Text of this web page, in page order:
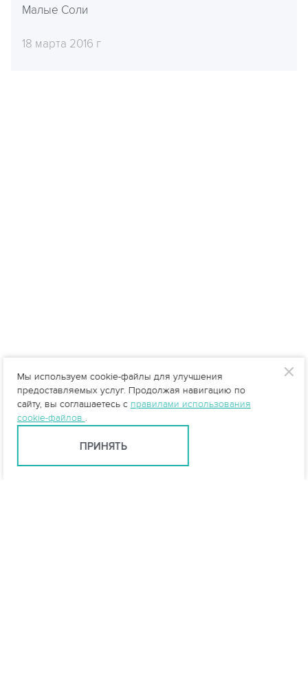
Малые Соли
18 марта 2016 г
Мы используем cookie-файлы для улучшения
предоставляемых услуг. Продолжая навигацию по
сайту, вы соглашаетесь с правилами использования
cookie-файлов .
ПРИНЯТЬ